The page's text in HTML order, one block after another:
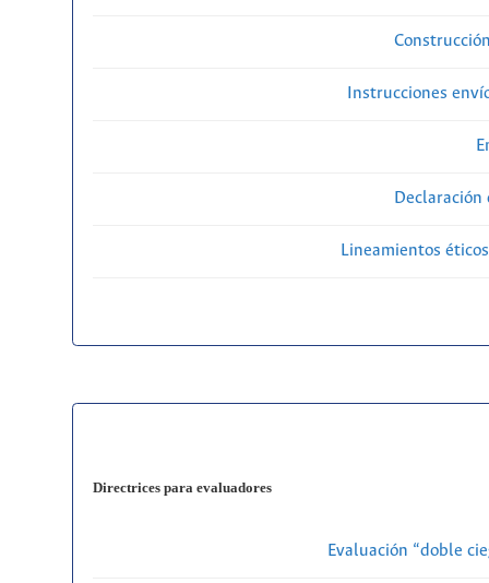
Instrucciones
Lineamientos
Directrices para evaluadores
Evaluación “doble